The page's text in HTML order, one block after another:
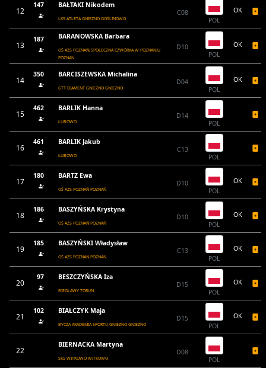
12
147 BAŁTAKI Nikodem
LKS ATLETA GNIEZNO GOŚLINOWO
C08
POL
OK
13
187 BARANOWSKA Barbara
OŚ AZS POZNAŃ/SPOŁECZNA CZWÓRKA W POZNANIU
POZNAŃ
D10
POL
OK
14
350 BARCISZEWSKA Michalina
GTT DIAMENT GNIEZNO GNIEZNO
D04
POL
OK
15
462 BARLIK Hanna
ŁUBOWO
D14
POL
16
461 BARLIK Jakub
ŁUBOWO
C13
POL
17
180 BARTZ Ewa
OŚ AZS POZNAŃ POZNAŃ
D10
POL
OK
18
186 BASZYŃSKA Krystyna
OŚ AZS POZNAŃ POZNAŃ
D10
POL
OK
19
185 BASZYŃSKI Władysław
OŚ AZS POZNAŃ POZNAŃ
C13
POL
OK
20
97 BESZCZYŃSKA Iza
BIEGLAWY TORUŃ
D15
POL
OK
21
102 BIAŁCZYK Maja
BYCZA AKADEMIA SPORTU GNIEZNO GNIEZNO
D15
POL
OK
22
BIERNACKA Martyna
SKS WITKOWO WITKOWO
D08
POL